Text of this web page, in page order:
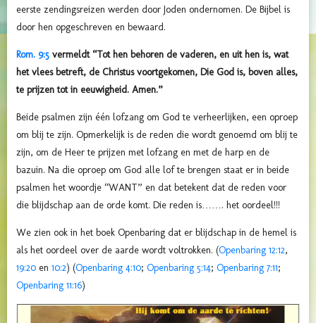
eerste zendingsreizen werden door Joden ondernomen. De Bijbel is
door hen opgeschreven en bewaard.
Rom. 9:5 vermeldt “Tot hen behoren de vaderen, en uit hen is, wat
het vlees betreft, de Christus voortgekomen, Die God is, boven alles,
te prijzen tot in eeuwigheid. Amen.”
Beide psalmen zijn één lofzang om God te verheerlijken, een oproep
om blij te zijn. Opmerkelijk is de reden die wordt genoemd om blij te
zijn, om de Heer te prijzen met lofzang en met de harp en de
bazuin. Na die oproep om God alle lof te brengen staat er in beide
psalmen het woordje “WANT” en dat betekent dat de reden voor
die blijdschap aan de orde komt. Die reden is……. het oordeel!!!
We zien ook in het boek Openbaring dat er blijdschap in de hemel is
als het oordeel over de aarde wordt voltrokken. (Openbaring 12:12,
19:20 en 10:2) (Openbaring 4:10; Openbaring 5:14; Openbaring 7:11;
Openbaring 11:16)